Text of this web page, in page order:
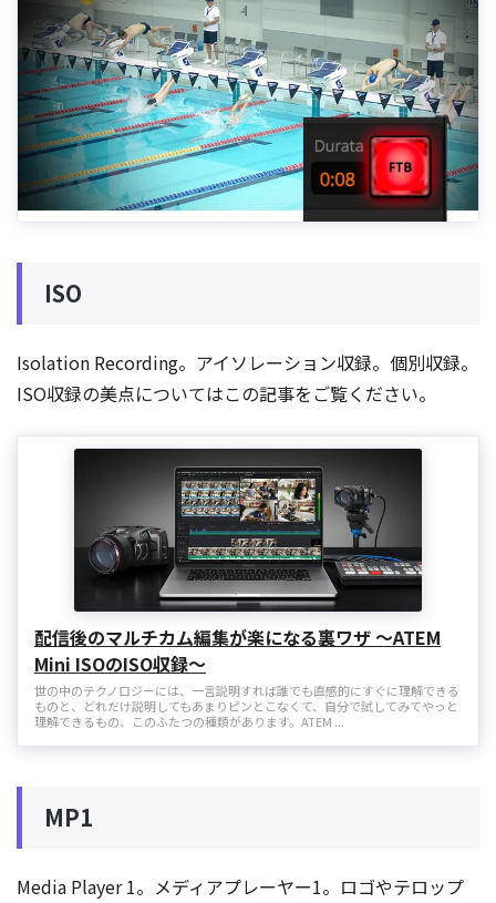
ISO
Isolation Recording。アイソレーション収録。個別収録。
ISO収録の美点についてはこの記事をご覧ください。
配信後のマルチカム編集が楽になる裏ワザ 〜ATEM
Mini ISOのISO収録〜
世の中のテクノロジーには、一言説明すれば誰でも直感的にすぐに理解できる
ものと、どれだけ説明してもあまりピンとこなくて、自分で試してみてやっと
理解できるもの、このふたつの種類があります。ATEM ...
MP1
Media Player 1。メディアプレーヤー1。ロゴやテロップ